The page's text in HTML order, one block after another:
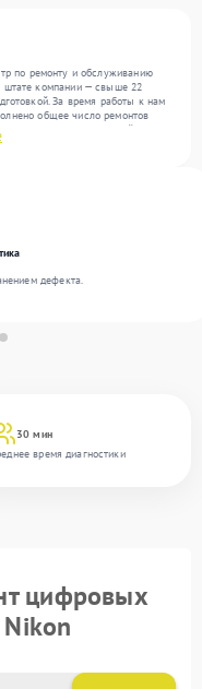
по ремонту и обслуживанию
штате компании — свыше 22
За время работы к нам
общее число ремонтов
поступает от 300 устройств,
и обеспечиваем
30 мин
время диагностики
дефекта.
цифровых